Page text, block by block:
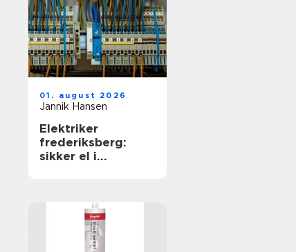
01. august 2026
Jannik Hansen
Elektriker
frederiksberg:
sikker el i